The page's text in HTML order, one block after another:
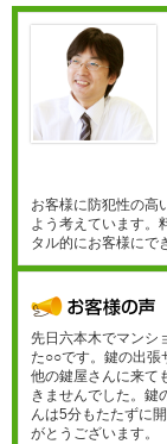
お客様に防犯性の高
よう考えています。
タル的にお客様にで
先日六本木でマンシ
た○○です。鍵の出張
他の鍵屋さんに来て
きませんでした。鍵
んは5分もたたずに
がとうございます。